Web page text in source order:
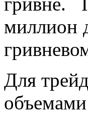
миллион
Для